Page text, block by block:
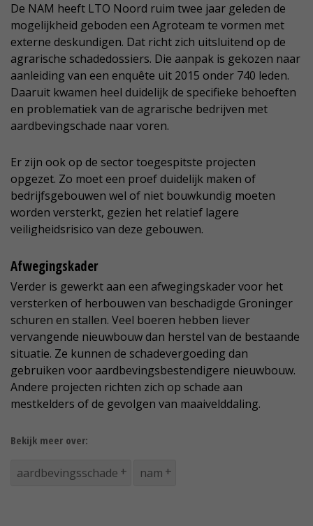
De NAM heeft LTO Noord ruim twee jaar geleden de
mogelijkheid geboden een Agroteam te vormen met
externe deskundigen. Dat richt zich uitsluitend op de
agrarische schadedossiers. Die aanpak is gekozen naar
aanleiding van een enquête uit 2015 onder 740 leden.
Daaruit kwamen heel duidelijk de specifieke behoeften
en problematiek van de agrarische bedrijven met
aardbevingschade naar voren.
Er zijn ook op de sector toegespitste projecten
opgezet. Zo moet een proef duidelijk maken of
bedrijfsgebouwen wel of niet bouwkundig moeten
worden versterkt, gezien het relatief lagere
veiligheidsrisico van deze gebouwen.
Afwegingskader
Verder is gewerkt aan een afwegingskader voor het
versterken of herbouwen van beschadigde Groninger
schuren en stallen. Veel boeren hebben liever
vervangende nieuwbouw dan herstel van de bestaande
situatie. Ze kunnen de schadevergoeding dan
gebruiken voor aardbevingsbestendigere nieuwbouw.
Andere projecten richten zich op schade aan
mestkelders of de gevolgen van maaivelddaling.
Bekijk meer over:
aardbevingsschade nam